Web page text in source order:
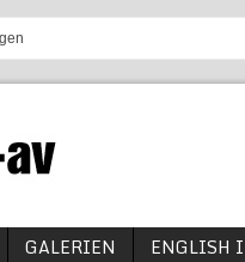
GALERIEN ENGLISH